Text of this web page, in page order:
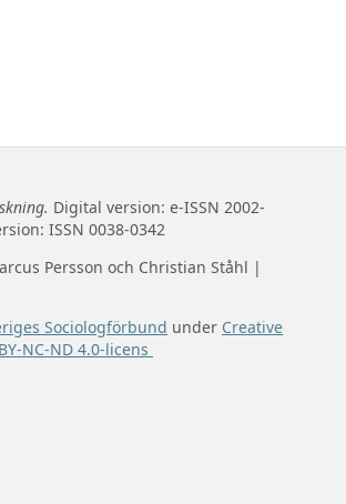
Digital version: e-ISSN 2002-
ISSN 0038-0342
Persson och Christian Ståhl |
Sociologförbund under Creative
NC-ND 4.0-licens